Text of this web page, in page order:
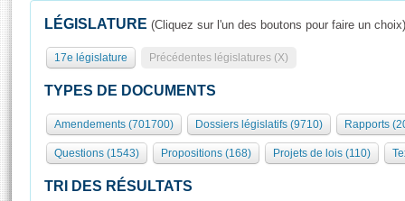
Présidence
577 députés
Groupes politiques
Séance publique
Commissions et autres organes
Europe et International
Rôle et pouvoirs de l'Assemblée
Organisation de l'Assemblée
Présidence Conférence des Présidents Bureau Collège des
Visiter l'Assemblée
Visite virtuelle du palais Bourbon
Assister à une séance
LÉGISLATURE (Cliquez sur l'un des boutons pour faire un choix)
17e législature Précédentes législatures (X)
TYPES DE DOCUMENTS
Amendements (701700) Dossiers législatifs (9710) Rapports
Questions (1543) Propositions (168) Projets de lois (110)
TRI DES RÉSULTATS